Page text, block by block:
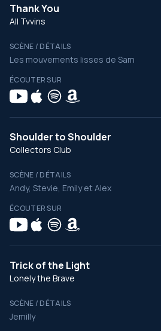
Thank You
All Tvvins
SCÈNE / DÉTAILS
Les mouvements lisses de Sam
ÉCOUTER SUR
Shoulder to Shoulder
Collectors Club
SCÈNE / DÉTAILS
Andy, Stevie, Emily et Alex
ÉCOUTER SUR
Trick of the Light
Lonely the Brave
SCÈNE / DÉTAILS
Jemilly